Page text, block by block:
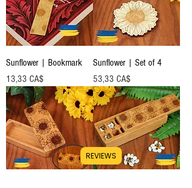
Sunflower | Bookmark
Preis
13,33 CA$
Sunflower | Set of 4
Preis
53,33 CA$
REVIEWS